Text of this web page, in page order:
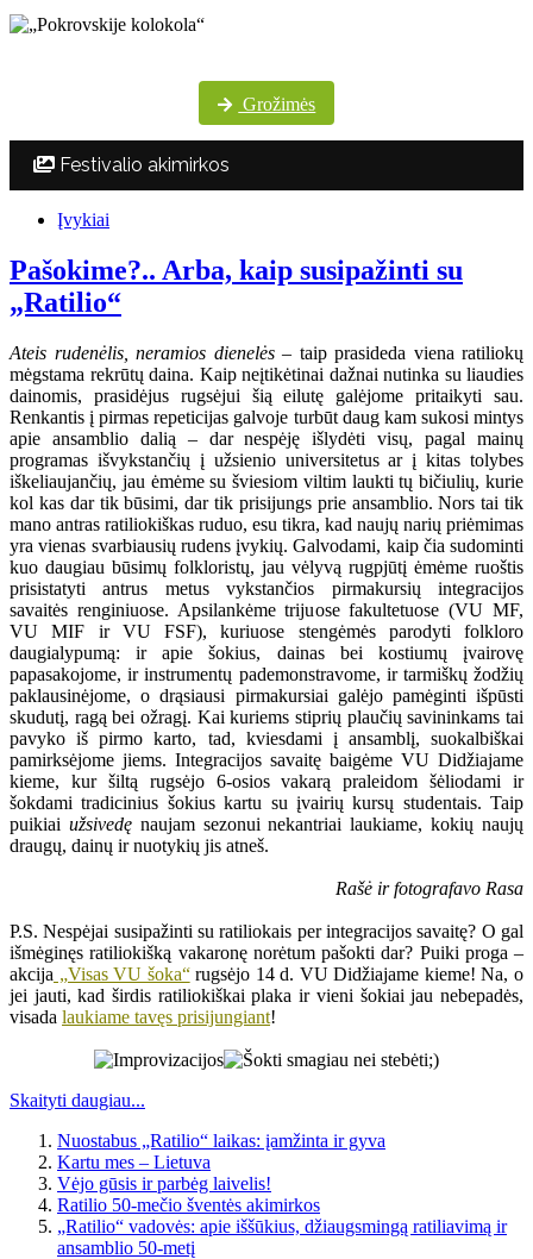
Grožimės
Festivalio akimirkos
Įvykiai
Pašokime?.. Arba, kaip susipažinti su
„Ratilio“
Ateis rudenėlis, neramios dienelės– taip prasideda viena ratiliokų
mėgstama rekrūtų daina. Kaip neįtikėtinai dažnai nutinka su liaudies
dainomis, prasidėjus rugsėjui šią eilutę galėjome pritaikyti sau.
Renkantis į pirmas repeticijas galvoje turbūt daug kam sukosi mintys
apie ansamblio dalią – dar nespėję išlydėti visų, pagal mainų
programas išvykstančių į užsienio universitetus ar į kitas tolybes
iškeliaujančių, jau ėmėme su šviesiom viltim laukti tų bičiulių, kurie
kol kas dar tik būsimi, dar tik prisijungs prie ansamblio. Nors tai tik
mano antras ratiliokiškas ruduo, esu tikra, kad naujų narių priėmimas
yra vienas svarbiausių rudens įvykių. Galvodami, kaip čia sudominti
kuo daugiau būsimų folkloristų, jau vėlyvą rugpjūtį ėmėme ruoštis
prisistatyti antrus metus vykstančios pirmakursių integracijos
savaitės renginiuose. Apsilankėme trijuose fakultetuose (VU MF,
VU MIF ir VU FSF), kuriuose stengėmės parodyti folkloro
daugialypumą: ir apie šokius, dainas bei kostiumų įvairovę
papasakojome, ir instrumentų pademonstravome, ir tarmiškų žodžių
paklausinėjome, o drąsiausi pirmakursiai galėjo pamėginti išpūsti
skudutį, ragą bei ožragį. Kai kuriems stiprių plaučių savininkams tai
pavyko iš pirmo karto, tad, kviesdami į ansamblį, suokalbiškai
pamirksėjome jiems. Integracijos savaitę baigėme VU Didžiajame
kieme, kur šiltą rugsėjo 6-osios vakarą praleidom šėliodami ir
šokdami tradicinius šokius kartu su įvairių kursų studentais. Taip
puikiai užsivedę naujam sezonui nekantriai laukiame, kokių naujų
draugų, dainų ir nuotykių jis atneš.
Rašė ir fotografavo Rasa
P.S. Nespėjai susipažinti su ratiliokais per integracijos savaitę? O gal
išmėginęs ratiliokišką vakaronę norėtum pašokti dar? Puiki proga –
akcija „Visas VU šoka“rugsėjo 14 d. VU Didžiajame kieme! Na, o
jei jauti, kad širdis ratiliokiškai plaka ir vieni šokiai jau nebepadės,
visada laukiame tavęs prisijungiant!
Skaityti daugiau...
Nuostabus „Ratilio“ laikas: įamžinta ir gyva
Kartu mes – Lietuva
Vėjo gūsis ir parbėg laivelis!
Ratilio 50-mečio šventės akimirkos
„Ratilio“ vadovės: apie iššūkius, džiaugsmingą ratiliavimą ir
ansamblio 50-metį